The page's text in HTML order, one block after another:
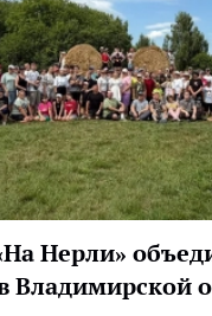
Нерли»
Владимирской